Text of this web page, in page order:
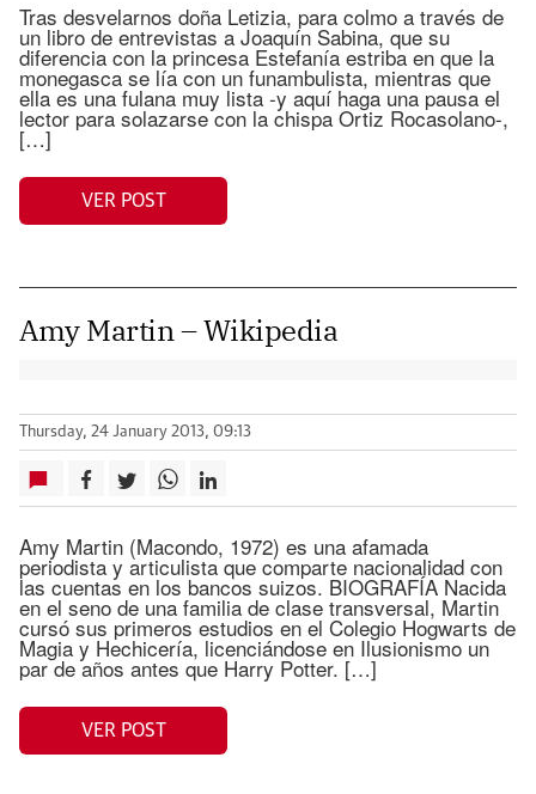
Tras desvelarnos doña Letizia, para colmo a través de
un libro de entrevistas a Joaquín Sabina, que su
diferencia con la princesa Estefanía estriba en que la
monegasca se lía con un funambulista, mientras que
ella es una fulana muy lista -y aquí haga una pausa el
lector para solazarse con la chispa Ortiz Rocasolano-,
[…]
VER POST
Amy Martin – Wikipedia
Thursday, 24 January 2013, 09:13
Amy Martin (Macondo, 1972) es una afamada
periodista y articulista que comparte nacionalidad con
las cuentas en los bancos suizos. BIOGRAFÍA Nacida
en el seno de una familia de clase transversal, Martin
cursó sus primeros estudios en el Colegio Hogwarts de
Magia y Hechicería, licenciándose en Ilusionismo un
par de años antes que Harry Potter. […]
VER POST